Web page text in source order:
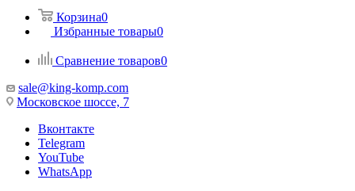
Корзина0
Избранные товары0
Сравнение товаров0
sale@king-komp.com
Московское шоссе, 7
Вконтакте
Telegram
YouTube
WhatsApp